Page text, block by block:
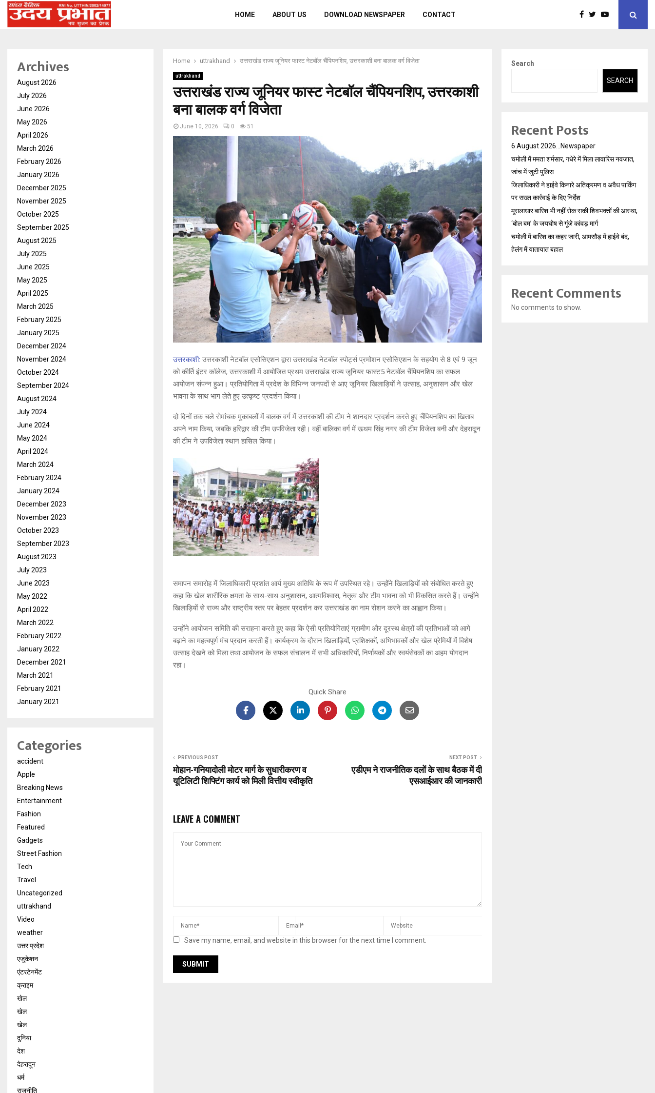
HOME ABOUT US DOWNLOAD NEWSPAPER CONTACT
Home uttrakhand उत्तराखंड राज्य जूनियर फास्ट नेटबॉल चैंपियनशिप, उत्तरकाशी बना बालक वर्ग विजेता
uttrakhand
उत्तराखंड राज्य जूनियर फास्ट नेटबॉल चैंपियनशिप, उत्तरकाशी
बना बालक वर्ग विजेता
June 10, 2026 0 51
उत्तरकाशी: उत्तरकाशी नेटबॉल एसोसिएशन द्वारा उत्तराखंड नेटबॉल स्पोर्ट्स प्रमोशन एसोसिएशन के सहयोग से 8 एवं 9 जून
को कीर्ति इंटर कॉलेज, उत्तरकाशी में आयोजित प्रथम उत्तराखंड राज्य जूनियर फास्ट5 नेटबॉल चैंपियनशिप का सफल
आयोजन संपन्न हुआ। प्रतियोगिता में प्रदेश के विभिन्न जनपदों से आए जूनियर खिलाड़ियों ने उत्साह, अनुशासन और खेल
भावना के साथ भाग लेते हुए उत्कृष्ट प्रदर्शन किया।
दो दिनों तक चले रोमांचक मुकाबलों में बालक वर्ग में उत्तरकाशी की टीम ने शानदार प्रदर्शन करते हुए चैंपियनशिप का खिताब
अपने नाम किया, जबकि हरिद्वार की टीम उपविजेता रही। वहीं बालिका वर्ग में ऊधम सिंह नगर की टीम विजेता बनी और देहरादून
की टीम ने उपविजेता स्थान हासिल किया।
समापन समारोह में जिलाधिकारी प्रशांत आर्य मुख्य अतिथि के रूप में उपस्थित रहे। उन्होंने खिलाड़ियों को संबोधित करते हुए
कहा कि खेल शारीरिक क्षमता के साथ-साथ अनुशासन, आत्मविश्वास, नेतृत्व और टीम भावना को भी विकसित करते हैं। उन्होंने
खिलाड़ियों से राज्य और राष्ट्रीय स्तर पर बेहतर प्रदर्शन कर उत्तराखंड का नाम रोशन करने का आह्वान किया।
उन्होंने आयोजन समिति की सराहना करते हुए कहा कि ऐसी प्रतियोगिताएं ग्रामीण और दूरस्थ क्षेत्रों की प्रतिभाओं को आगे
बढ़ाने का महत्वपूर्ण मंच प्रदान करती हैं। कार्यक्रम के दौरान खिलाड़ियों, प्रशिक्षकों, अभिभावकों और खेल प्रेमियों में विशेष
उत्साह देखने को मिला तथा आयोजन के सफल संचालन में सभी अधिकारियों, निर्णायकों और स्वयंसेवकों का अहम योगदान
रहा।
Quick Share
PREVIOUS POST
मोहान-गनियादोली मोटर मार्ग के सुधारीकरण व
यूटिलिटी शिफ्टिंग कार्य को मिली वित्तीय स्वीकृति
NEXT POST
एडीएम ने राजनीतिक दलों के साथ बैठक में दी
एसआईआर की जानकारी
LEAVE A COMMENT
Save my name, email, and website in this browser for the next time I comment.
Archives
August 2026
July 2026
June 2026
May 2026
April 2026
March 2026
February 2026
January 2026
December 2025
November 2025
October 2025
September 2025
August 2025
July 2025
June 2025
May 2025
April 2025
March 2025
February 2025
January 2025
December 2024
November 2024
October 2024
September 2024
August 2024
July 2024
June 2024
May 2024
April 2024
March 2024
February 2024
January 2024
December 2023
November 2023
October 2023
September 2023
August 2023
July 2023
June 2023
May 2022
April 2022
March 2022
February 2022
January 2022
December 2021
March 2021
February 2021
January 2021
Categories
accident
Apple
Breaking News
Entertainment
Fashion
Featured
Gadgets
Street Fashion
Tech
Travel
Uncategorized
uttrakhand
Video
weather
उत्तर प्रदेश
एजुकेशन
एंटरटेनमेंट
क्राइम
खेल
खेल
खेल
दुनिया
देश
देहरादून
धर्म
राजनीति
Search
SEARCH
Recent Posts
6 August 2026…Newspaper
चमोली में ममता शर्मसार, गधेरे में मिला लावारिस नवजात,
जांच में जुटी पुलिस
जिलाधिकारी ने हाईवे किनारे अतिक्रमण व अवैध पार्किंग
पर सख्त कार्रवाई के दिए निर्देश
मूसलाधार बारिश भी नहीं रोक सकी शिवभक्तों की आस्था,
‘बोल बम’ के जयघोष से गूंजे कांवड़ मार्ग
चमोली में बारिश का कहर जारी, आमसौड़ में हाईवे बंद,
हेलंग में यातायात बहाल
Recent Comments
No comments to show.